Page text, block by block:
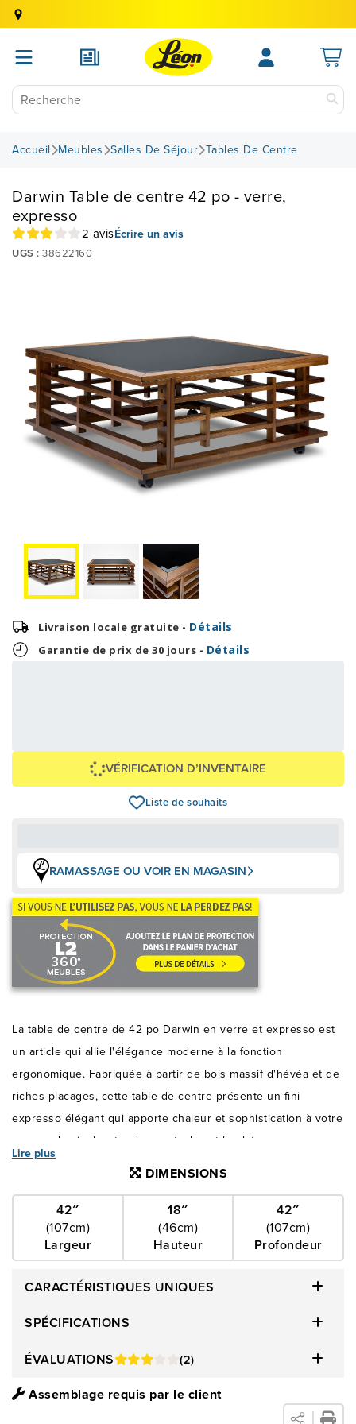
Accueil Meubles Salles De Séjour Tables De Centre
Darwin Table de centre 42 po - verre,
expresso
2 avisÉcrire un avis
UGS : 38622160
Livraison locale gratuite - Détails
Garantie de prix de 30 jours - Détails
VÉRIFICATION D’INVENTAIRE
Liste de souhaits
RAMASSAGE OU VOIR EN MAGASIN
La table de centre de 42 po Darwin en verre et expresso est
un article qui allie l'élégance moderne à la fonction
ergonomique. Fabriquée à partir de bois massif d'hévéa et de
riches placages, cette table de centre présente un fini
expresso élégant qui apporte chaleur et sophistication à votre
espace de vie. La star du spectacle est le plateau en verre
trempé noir fumé, qui ajoute un contraste spectaculaire tout
lisse et réfléchissant capte parfaitement la lumière, faisant de
cette table de centre un élément essentiel autant qu'un
complément pratique. Le design unique du cadre à lattes de la
roulettes intégrées permettent une mobilité sans effort, ce qui
est parfait pour les espaces de vie flexibles ou les espaces à
une soirée cinéma ou de nettoyer après les invités, déplacer
cette table est un jeu d'enfant. Conçue avec soin pour la
forme et la fonction, la table de centre Darwin offre un confort
Lire plus
DIMENSIONS
42″
(107cm)
Largeur
18″
(46cm)
Hauteur
42″
(107cm)
Profondeur
CARACTÉRISTIQUES UNIQUES
SPÉCIFICATIONS
ÉVALUATIONS
(2)
Assemblage requis par le client